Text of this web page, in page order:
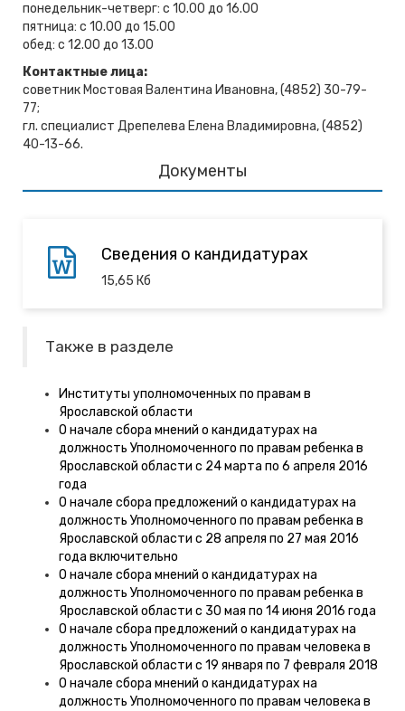
понедельник-четверг: с 10.00 до 16.00
пятница: с 10.00 до 15.00
обед: с 12.00 до 13.00
Контактные лица:
советник Мостовая Валентина Ивановна, (4852) 30-79-
77;
гл. специалист Дрепелева Елена Владимировна, (4852)
40-13-66.
Документы
Сведения о кандидатурах
15,65 Кб
Также в разделе
Институты уполномоченных по правам в
Ярославской области
О начале сбора мнений о кандидатурах на
должность Уполномоченного по правам ребенка в
Ярославской области с 24 марта по 6 апреля 2016
года
О начале сбора предложений о кандидатурах на
должность Уполномоченного по правам ребенка в
Ярославской области с 28 апреля по 27 мая 2016
года включительно
О начале сбора мнений о кандидатурах на
должность Уполномоченного по правам ребенка в
Ярославской области с 30 мая по 14 июня 2016 года
О начале сбора предложений о кандидатурах на
должность Уполномоченного по правам человека в
Ярославской области с 19 января по 7 февраля 2018
О начале сбора мнений о кандидатурах на
должность Уполномоченного по правам человека в